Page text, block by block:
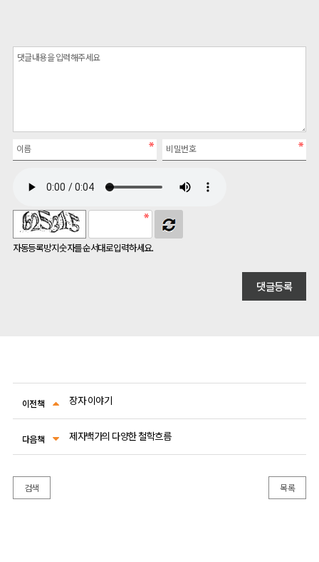
자동등록방지 숫자를 순서대로 입력하세요.
이전책 장자 이야기
다음책 제자백가의 다양한 철학흐름
검색 목록